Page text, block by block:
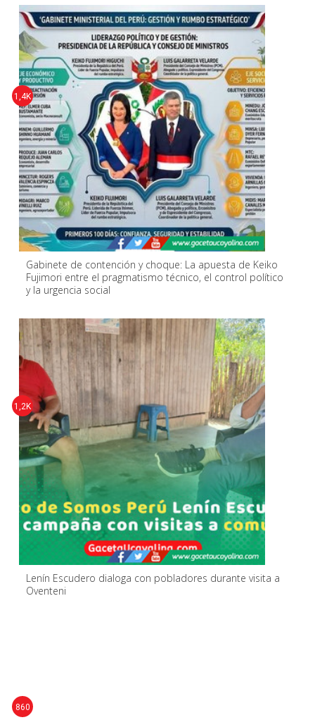
Gabinete de contención y choque: La apuesta de Keiko
Fujimori entre el pragmatismo técnico, el control político
y la urgencia social ​
1,4K
Lenín Escudero dialoga con pobladores durante visita a
Oventeni
1,2K
860